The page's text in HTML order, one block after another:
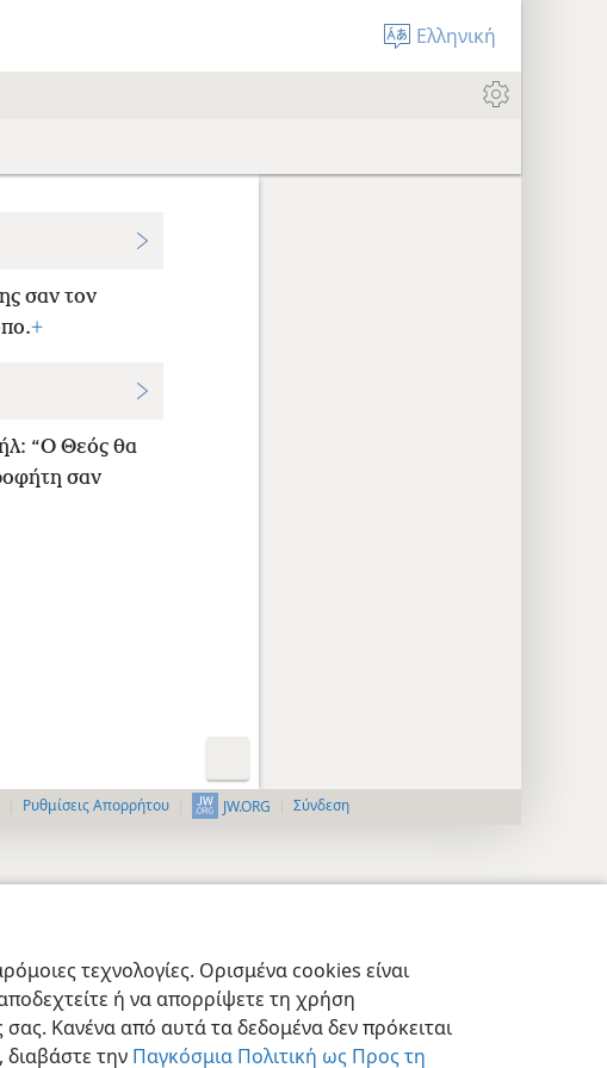
τεχνολογίες. Ορισμένα cookies είναι
ή να απορρίψετε τη χρήση
Κανένα από αυτά τα δεδομένα δεν πρόκειται
διαβάστε την Παγκόσμια Πολιτική ως Προς τη
Ελληνική
σαν τον
+
“Ο Θεός θα
σαν
Ρυθμίσεις Απορρήτου JW.ORG Σύνδεση